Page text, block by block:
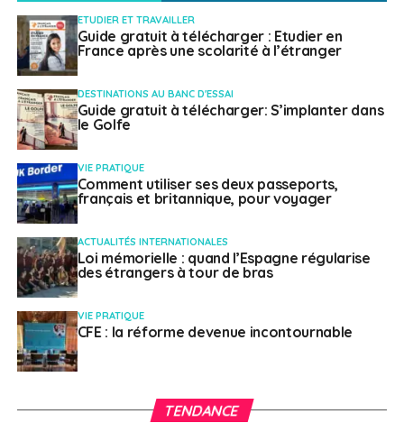
ETUDIER ET TRAVAILLER
Guide gratuit à télécharger : Etudier en
France après une scolarité à l’étranger
DESTINATIONS AU BANC D'ESSAI
Guide gratuit à télécharger: S’implanter dans
le Golfe
VIE PRATIQUE
Comment utiliser ses deux passeports,
français et britannique, pour voyager
ACTUALITÉS INTERNATIONALES
Loi mémorielle : quand l’Espagne régularise
des étrangers à tour de bras
VIE PRATIQUE
CFE : la réforme devenue incontournable
TENDANCE